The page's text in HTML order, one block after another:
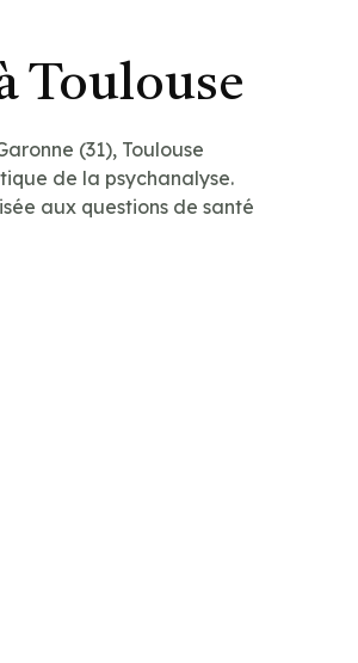
Toulouse
(31), Toulouse
de la psychanalyse.
aux questions de santé